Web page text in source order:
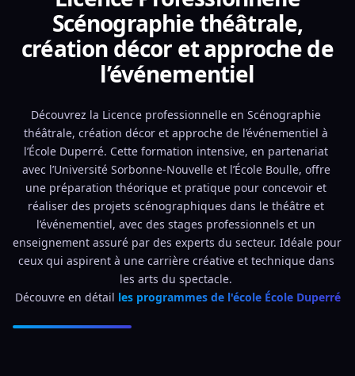
Scénographie théâtrale,
création décor et approche de
l’événementiel
Découvrez la Licence professionnelle en Scénographie
théâtrale, création décor et approche de l’événementiel à
l’École Duperré. Cette formation intensive, en partenariat
avec l’Université Sorbonne-Nouvelle et l’École Boulle, offre
une préparation théorique et pratique pour concevoir et
réaliser des projets scénographiques dans le théâtre et
l’événementiel, avec des stages professionnels et un
enseignement assuré par des experts du secteur. Idéale pour
ceux qui aspirent à une carrière créative et technique dans
les arts du spectacle.
Découvre en détail les programmes de l'école École Duperré